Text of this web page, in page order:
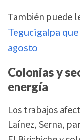
También puede
Tegucigalpa
agosto
Colonias y
energía
Los trabajos
Laínez, Serna,